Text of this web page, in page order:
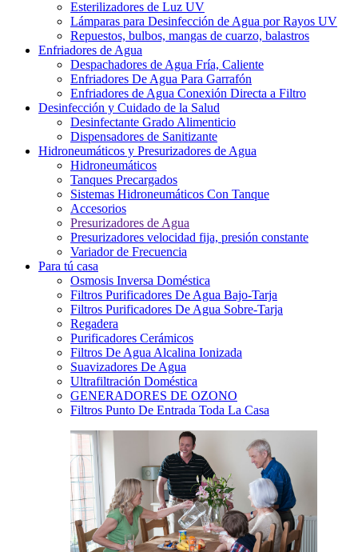
Esterilizadores de Luz UV
Lámparas para Desinfección de Agua por Rayos UV
Repuestos, bulbos, mangas de cuarzo, balastros
Enfriadores de Agua
Despachadores de Agua Fría, Caliente
Enfriadores De Agua Para Garrafón
Enfriadores de Agua Conexión Directa a Filtro
Desinfección y Cuidado de la Salud
Desinfectante Grado Alimenticio
Dispensadores de Sanitizante
Hidroneumáticos y Presurizadores de Agua
Hidroneumáticos
Tanques Precargados
Sistemas Hidroneumáticos Con Tanque
Accesorios
Presurizadores de Agua
Presurizadores velocidad fija, presión constante
Variador de Frecuencia
Para tú casa
Osmosis Inversa Doméstica
Filtros Purificadores De Agua Bajo-Tarja
Filtros Purificadores De Agua Sobre-Tarja
Regadera
Purificadores Cerámicos
Filtros De Agua Alcalina Ionizada
Suavizadores De Agua
Ultrafiltración Doméstica
GENERADORES DE OZONO
Filtros Punto De Entrada Toda La Casa